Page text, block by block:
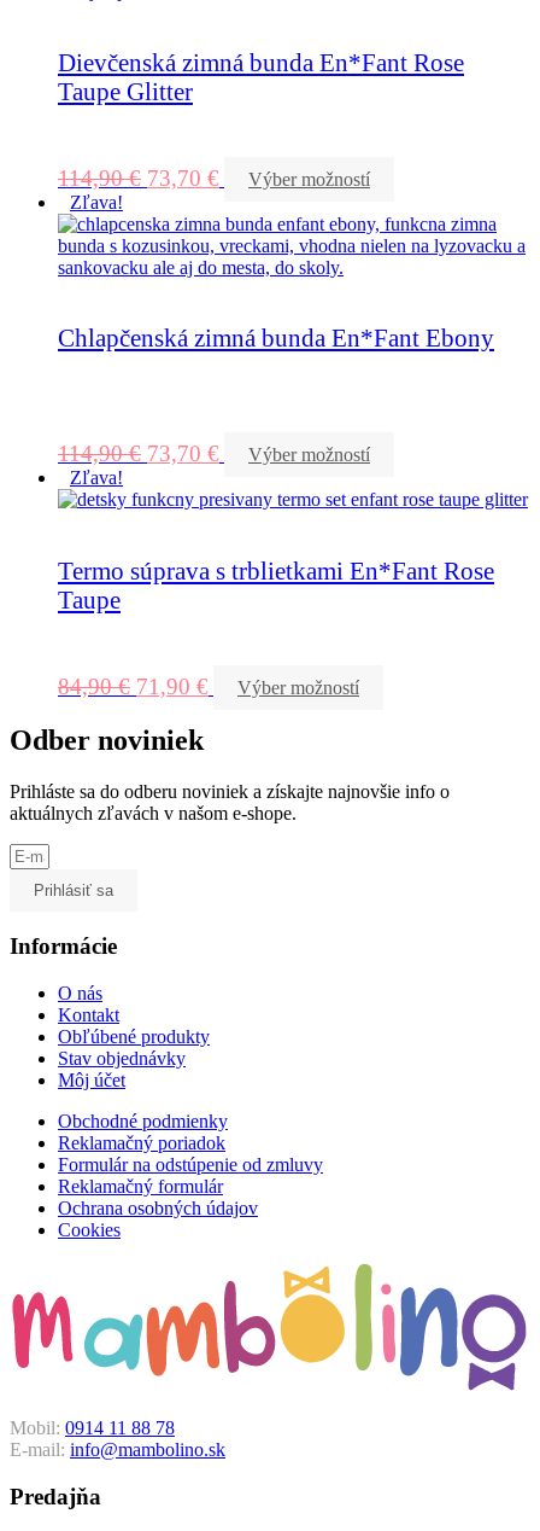
Dievčenská zimná bunda En*Fant Rose
Taupe Glitter
114,90€ 73,70 €
Výber možností
Zľava!
Chlapčenská zimná bunda En*Fant Ebony
114,90€ 73,70 €
Výber možností
Zľava!
Termo súprava s trblietkami En*Fant Rose
Taupe
84,90€ 71,90 € Výber možností
Odber noviniek
Prihláste sa do odberu noviniek a získajte najnovšie info o
aktuálnych zľavách v našom e-shope.
Prihlásiť sa
Informácie
O nás
Kontakt
Obľúbené produkty
Stav objednávky
Môj účet
Obchodné podmienky
Reklamačný poriadok
Formulár na odstúpenie od zmluvy
Reklamačný formulár
Ochrana osobných údajov
Cookies
Mobil: 0914 11 88 78
E-mail: info@mambolino.sk
Predajňa